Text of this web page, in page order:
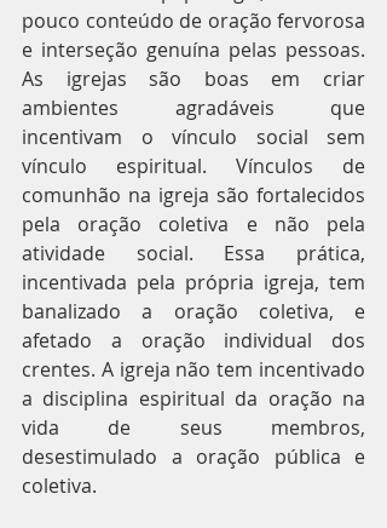
pouco conteúdo de oração fervorosa
e interseção genuína pelas pessoas.
As igrejas são boas em criar
ambientes agradáveis que
incentivam o vínculo social sem
vínculo espiritual. Vínculos de
comunhão na igreja são fortalecidos
pela oração coletiva e não pela
atividade social. Essa prática,
incentivada pela própria igreja, tem
banalizado a oração coletiva, e
afetado a oração individual dos
crentes. A igreja não tem incentivado
a disciplina espiritual da oração na
vida de seus membros,
desestimulado a oração pública e
coletiva.